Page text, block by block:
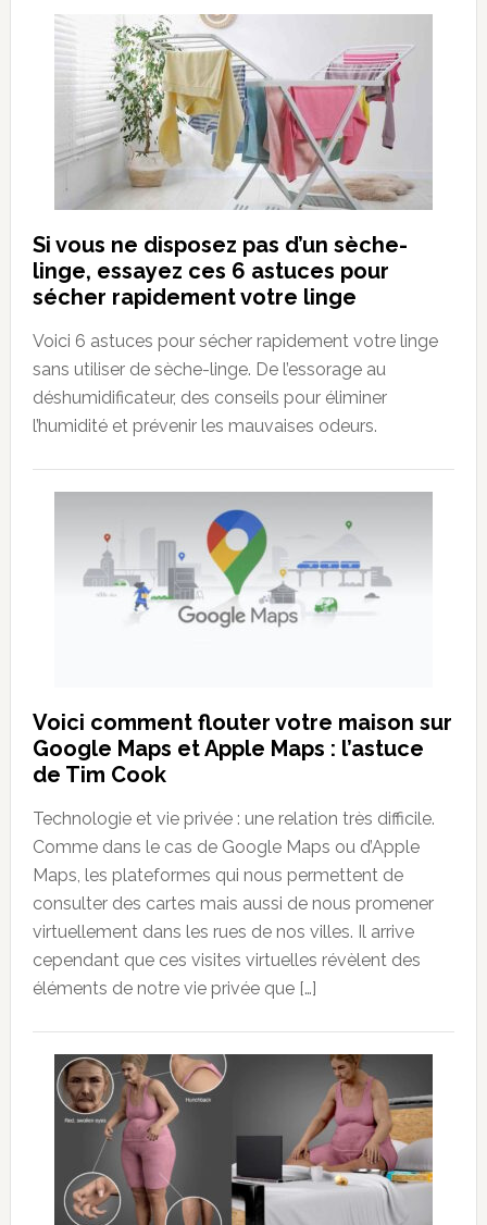
Si vous ne disposez pas d’un sèche-
linge, essayez ces 6 astuces pour
sécher rapidement votre linge
Voici 6 astuces pour sécher rapidement votre linge
sans utiliser de sèche-linge. De l’essorage au
déshumidificateur, des conseils pour éliminer
l’humidité et prévenir les mauvaises odeurs.
Voici comment flouter votre maison sur
Google Maps et Apple Maps : l’astuce
de Tim Cook
Technologie et vie privée : une relation très difficile.
Comme dans le cas de Google Maps ou d’Apple
Maps, les plateformes qui nous permettent de
consulter des cartes mais aussi de nous promener
virtuellement dans les rues de nos villes. Il arrive
cependant que ces visites virtuelles révèlent des
éléments de notre vie privée que […]